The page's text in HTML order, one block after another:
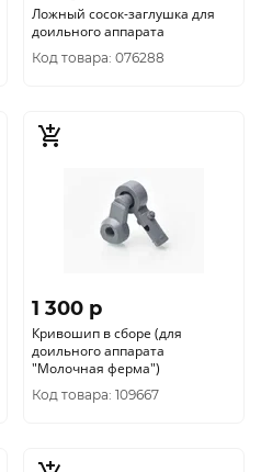
Ложный сосок-заглушка для
доильного аппарата
Код товара: 076288
1 300 p
Кривошип в сборе (для
доильного аппарата
"Молочная ферма")
Код товара: 109667